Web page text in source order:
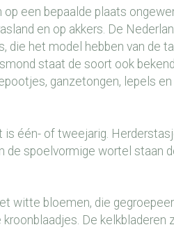
een bepaalde plaats
en op akkers. De
die het model hebben van de
staat de soort ook
ganzetongen, lepels
één- of tweejarig.
de spoelvormige wortel staan
witte bloemen, die
De kelkbladeren